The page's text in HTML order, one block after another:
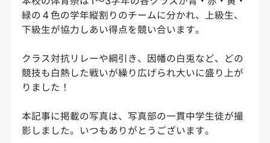
緑の４色の学年縦割りのチームに分かれ、上級生、
下級生が協力しあい得点を競い合います。
クラス対抗リレーや綱引き、因幡の白兎など、どの
競技も白熱した戦いが繰り広げられ大いに盛り上が
りました！
本記事に掲載の写真は、写真部の一貫中学生徒が撮
影しました。いつもありがとうございます。